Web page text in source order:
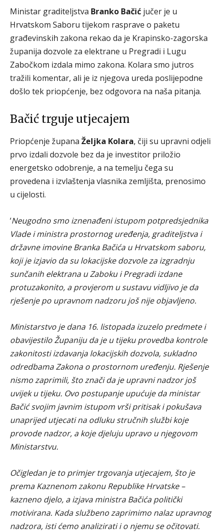
Ministar graditeljstva Branko Bačić jučer je u
Hrvatskom Saboru tijekom rasprave o paketu
građevinskih zakona rekao da je Krapinsko-zagorska
županija dozvole za elektrane u Pregradi i Lugu
Zabočkom izdala mimo zakona. Kolara smo jutros
tražili komentar, ali je iz njegova ureda poslijepodne
došlo tek priopćenje, bez odgovora na naša pitanja.
Bačić trguje utjecajem
Priopćenje župana Željka Kolara, čiji su upravni odjeli
prvo izdali dozvole bez da je investitor priložio
energetsko odobrenje, a na temelju čega su
provedena i izvlaštenja vlasnika zemljišta, prenosimo
u cijelosti.
‘Neugodno smo iznenađeni istupom potpredsjednika
Vlade i ministra prostornog uređenja, graditeljstva i
državne imovine Branka Bačića u Hrvatskom saboru,
koji je izjavio da su lokacijske dozvole za izgradnju
sunčanih elektrana u Zaboku i Pregradi izdane
protuzakonito, a provjerom u sustavu vidljivo je da
rješenje po upravnom nadzoru još nije objavljeno.
Ministarstvo je dana 16. listopada izuzelo predmete i
obavijestilo Županiju da je u tijeku provedba kontrole
zakonitosti izdavanja lokacijskih dozvola, sukladno
odredbama Zakona o prostornom uređenju. Rješenje
nismo zaprimili, što znači da je upravni nadzor još
uvijek u tijeku. Ovo postupanje upućuje da ministar
Bačić svojim javnim istupom vrši pritisak i pokušava
unaprijed utjecati na odluku stručnih službi koje
provode nadzor, a koje djeluju upravo u njegovom
Ministarstvu.
Očigledan je to primjer trgovanja utjecajem, što je
prema Kaznenom zakonu Republike Hrvatske –
kazneno djelo, a izjava ministra Bačića politički
motivirana. Kada službeno zaprimimo nalaz upravnog
nadzora, isti ćemo analizirati i o njemu se očitovati.